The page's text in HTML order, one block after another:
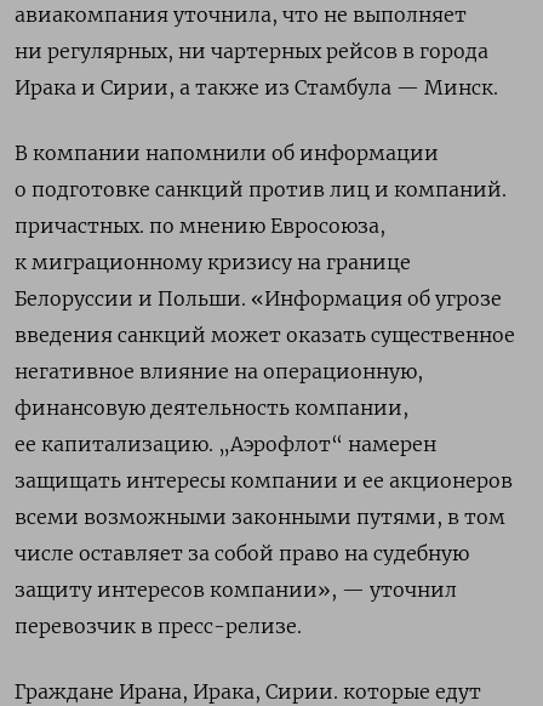
авиакомпания уточнила, что не выполняет
ни регулярных, ни чартерных рейсов в города
Ирака и Сирии, а также из Стамбула — Минск.
В компании напомнили об информации
о подготовке санкций против лиц и компаний.
причастных. по мнению Евросоюза,
к миграционному кризису на границе
Белоруссии и Польши. «Информация об угрозе
введения санкций может оказать существенное
негативное влияние на операционную,
финансовую деятельность компании,
ее капитализацию. „Аэрофлот“ намерен
защищать интересы компании и ее акционеров
всеми возможными законными путями, в том
числе оставляет за собой право на судебную
защиту интересов компании», — уточнил
перевозчик в пресс-релизе.
Граждане Ирана, Ирака, Сирии. которые едут